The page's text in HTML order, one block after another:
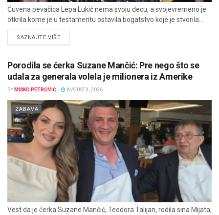
Čuvena pevačica Lepa Lukić nema svoju decu, a svojevremeno je
otkrila kome je u testamentu ostavila bogatstvo koje je stvorila...
SAZNAJTE VIŠEDETAILS
Porodila se ćerka Suzane Mančić: Pre nego što se
udala za generala volela je milionera iz Amerike
BY MIŠKO PETROVIĆ AVGUST 4, 2026
ZABAVA
Vest da je ćerka Suzane Mančić, Teodora Talijan, rodila sina Mijata,